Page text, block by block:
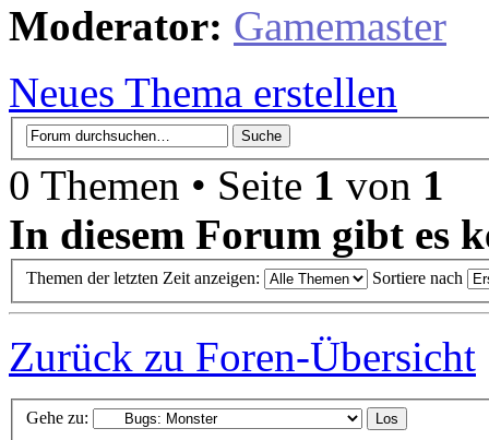
Moderator: Gamemaster
Neues Thema erstellen
0 Themen • Seite 1 von 1
In diesem Forum gibt es
Themen der letzten Zeit anzeigen: Sortiere nach
Zurück zu Foren-Übersicht
Gehe zu: